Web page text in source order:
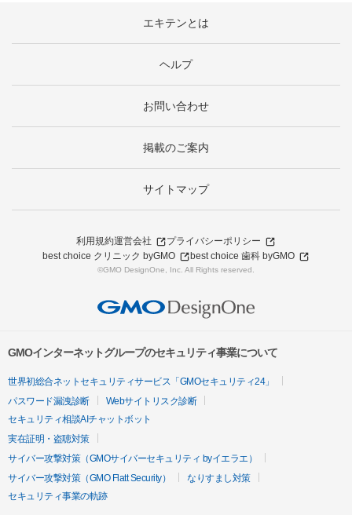
エキテンとは
ヘルプ
お問い合わせ
掲載のご案内
サイトマップ
利用規約運営会社
プライバシーポリシー
best choice クリニック byGMO
best choice 歯科 byGMO
©GMO DesignOne, Inc. All Rights reserved.
GMOインターネットグループのセキュリティ事業について
世界初総合ネットセキュリティサービス「GMOセキュリティ24」
パスワード漏洩診断
Webサイトリスク診断
セキュリティ相談AIチャットボット
実在証明・盗聴対策
サイバー攻撃対策（GMOサイバーセキュリティ byイエラエ）
サイバー攻撃対策（GMO Flatt Security）
なりすまし対策
セキュリティ事業の軌跡